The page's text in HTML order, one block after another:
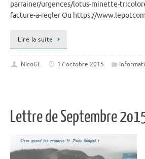
parrainer/urgences/lotus-minette-
facture-a-regler Ou https://
Lire la suite
NicoGE 17 octobre 2015
Lettre de Septembre